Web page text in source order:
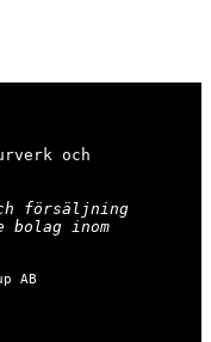
och
försäljning
inom
AB